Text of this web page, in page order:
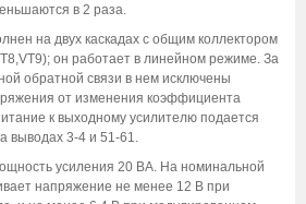
в 2 раза.
на двух каскадах с общим коллектором
он работает в линейном режиме. За
обратной связи в нем исключены
от изменения коэффициента
к выходному усилителю подается
выводах 3-4 и 51-61.
усиления 20 ВА. На номинальной
напряжение не менее 12 В при